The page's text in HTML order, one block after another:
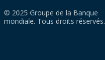
© 2025 Groupe de la Banque
mondiale. Tous droits réservés.